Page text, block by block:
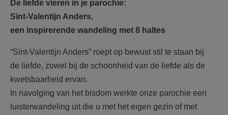
De liefde vieren in je parochie:
Sint-Valentijn Anders,
een inspirerende wandeling met 8 haltes
“Sint-Valentijn Anders” roept op bewust stil te staan bij
de liefde, zowel bij de schoonheid van de liefde als de
kwetsbaarheid ervan.
In navolging van het bisdom werkte onze parochie een
luisterwandeling uit die u met het eigen gezin of met